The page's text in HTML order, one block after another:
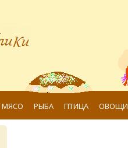
МЯСО РЫБА ПТИЦА ОВОЩИ